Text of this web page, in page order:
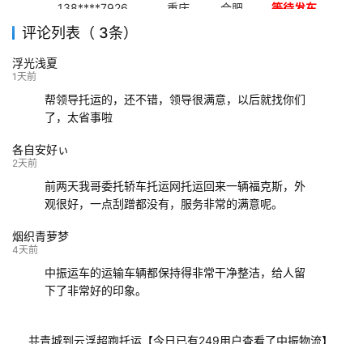
138****7926 重庆 合肥 等待发车
139****9233
评论列表（ 3条）
浮光浅夏
1天前
帮领导托运的，还不错，领导很满意，以后就找你们
了，太省事啦
各自安好ぃ
2天前
前两天我哥委托轿车托运网托运回来一辆福克斯，外
观很好，一点刮蹭都没有，服务非常的满意呢。
烟织青萝梦
4天前
中振运车的运输车辆都保持得非常干净整洁，给人留
下了非常好的印象。
共青城到云浮超跑托运【今日已有249用户查看了中振物流】